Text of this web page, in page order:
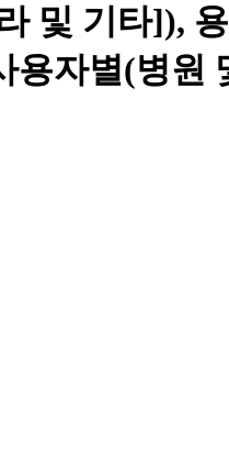
및 기타]),
자별(병원